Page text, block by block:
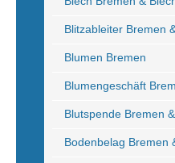
Blitzableiter Bremen
Blumen Bremen
Blumengeschäft
Blutspende Bremen
Bodenbelag Bremen